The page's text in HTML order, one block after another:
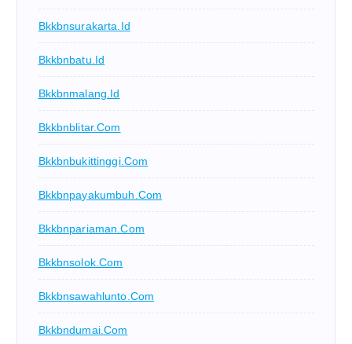
Bkkbnsurakarta.id
Bkkbnbatu.id
Bkkbnmalang.id
Bkkbnblitar.com
Bkkbnbukittinggi.com
Bkkbnpayakumbuh.com
Bkkbnpariaman.com
Bkkbnsolok.com
Bkkbnsawahlunto.com
Bkkbndumai.com